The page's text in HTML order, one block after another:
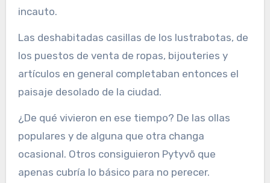
incauto.
Las deshabitadas casillas de los lustrabotas, de
los puestos de venta de ropas, bijouteries y
artículos en general completaban entonces el
paisaje desolado de la ciudad.
¿De qué vivieron en ese tiempo? De las ollas
populares y de alguna que otra changa
ocasional. Otros consiguieron Pytyvõ que
apenas cubría lo básico para no perecer.